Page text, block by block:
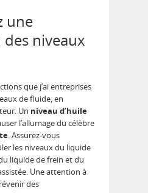
une
niveaux
que j’ai entreprises
de fluide, en
Un niveau d’huile
l’allumage du célèbre
. Assurez-vous
les niveaux du liquide
liquide de frein et du
Une attention à
des